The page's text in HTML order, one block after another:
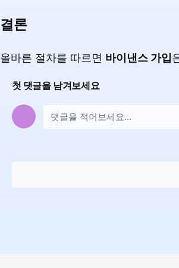
결론
올바른 절차를 따르면 바이낸스 가입
첫 댓글을 남겨보세요